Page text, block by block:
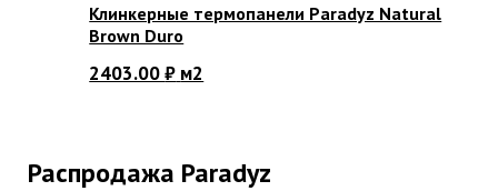
Клинкерные термопанели Paradyz Natural
Brown Duro
2403.00₽ м2
Распродажа Paradyz